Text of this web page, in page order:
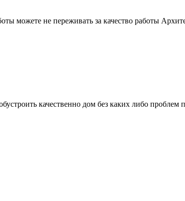
можете не переживать за качество работы
качественно дом без каких либо